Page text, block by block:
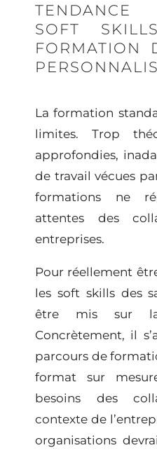
TENDANCE
SOFT
FORMATION
La formation
limites. Trop
approfondies,
de travail vécues
formations ne
attentes des
entreprises.
Pour réellement
les soft skillsdes
être mis sur la
Concrètement, il
parcours de
format sur
besoins des
contexte de
organisations